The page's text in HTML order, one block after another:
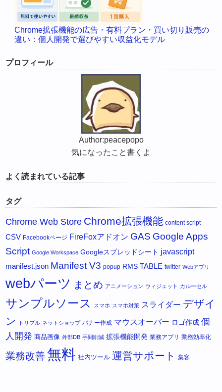
Chrome拡張機能の広告・有料プラン・買い切り販売の
違い：個人開発で選びやすい収益化モデル
プロフィール
Author:peacepopo
気になったこと書くよ
よく読まれている記事
タグ
Chrome Web Store Chrome拡張機能 content script
CSV Facebookページ FireFoxアドオン GAS Google Apps
Script Google Workspace Googleスプレッドシート javascript
manifest.json Manifest V3 popup RMS TABLE twitter Webアプリ
webパーツ まとめ アニメーション ウィジェット カルーセル
サンプルソース スマホ スマホ対策 スライダー デザイ
ン
トリプル ネットショップ バナー作成 マウスオーバー ロゴ作成 個
人開発 商品画像 外部DB 手間削減 拡張機能開発 業務アプリ 業務効率化
業務改善無料 社内ツール 運営サポート 集客